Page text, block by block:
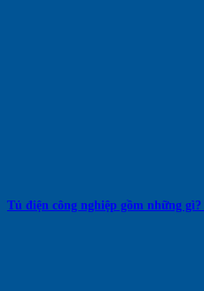
Tủ điện công nghiệp gồm những